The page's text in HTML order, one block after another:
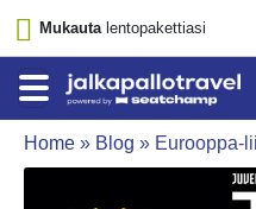
Mukautalentopakettiasi
Home » Blog » Eurooppa-